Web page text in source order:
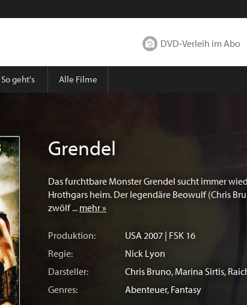
DVD-Verleih im Abo
So geht's Alle Filme
Grendel
Das furchtbare Monster Grendel sucht immer
Hrothgars heim. Der legendäre Beowulf (Chris
zwölf ... mehr »
Produktion: USA2007 | FSK 16
Regie:
Nick Lyon
Darsteller:
Chris Bruno, Marina Sirtis,
Genres:
Abenteuer, Fantasy